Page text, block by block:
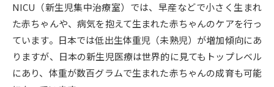
大学研究 大学検索
NICU（新生児集中治療室）では、早産などで小さく生まれ
た赤ちゃんや、病気を抱えて生まれた赤ちゃんのケアを行っ
ています。日本では低出生体重児（未熟児）が増加傾向にあ
りますが、日本の新生児医療は世界的に見てもトップレベル
にあり、体重が数百グラムで生まれた赤ちゃんの成育も可能